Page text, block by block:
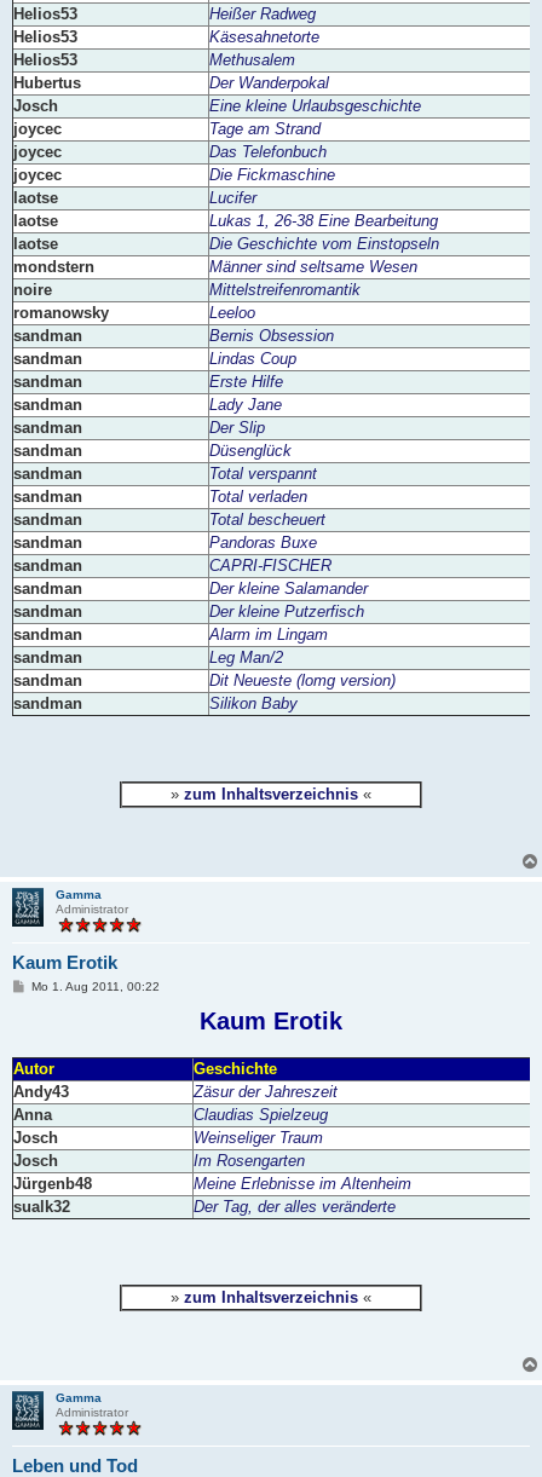
Helios53
Heißer Radweg
Helios53
Käsesahnetorte
Helios53
Methusalem
Hubertus
Der Wanderpokal
Josch
Eine kleine Urlaubsgeschichte
joycec
Tage am Strand
joycec
Das Telefonbuch
joycec
Die Fickmaschine
laotse
Lucifer
laotse
Lukas 1, 26-38 Eine Bearbeitung
laotse
Die Geschichte vom Einstopseln
mondstern
Männer sind seltsame Wesen
noire
Mittelstreifenromantik
romanowsky
Leeloo
sandman
Bernis Obsession
sandman
Lindas Coup
sandman
Erste Hilfe
sandman
Lady Jane
sandman
Der Slip
sandman
Düsenglück
sandman
Total verspannt
sandman
Total verladen
sandman
Total bescheuert
sandman
Pandoras Buxe
sandman
CAPRI-FISCHER
sandman
Der kleine Salamander
sandman
Der kleine Putzerfisch
sandman
Alarm im Lingam
sandman
Leg Man/2
sandman
Dit Neueste (lomg version)
sandman
Silikon Baby
» zum Inhaltsverzeichnis «
Gamma
Administrator
Kaum Erotik
B
a
g
Mo 1. Aug 2011, 00:22
Kaum Erotik
Autor
Geschichte
Andy43
Zäsur der Jahreszeit
Anna
Claudias Spielzeug
Josch
Weinseliger Traum
Josch
Im Rosengarten
Jürgenb48
Meine Erlebnisse im Altenheim
sualk32
Der Tag, der alles veränderte
» zum Inhaltsverzeichnis «
Gamma
Administrator
Leben und Tod